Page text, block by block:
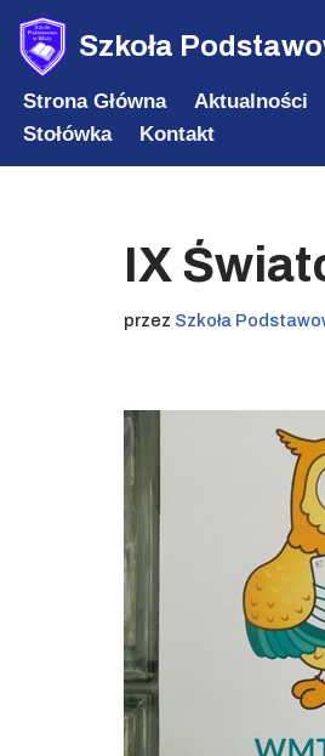
Przejdź
do
treści
Szkoła
Strona Główna Aktualności
Stołówka
Kontakt
IX
przez Szkoła